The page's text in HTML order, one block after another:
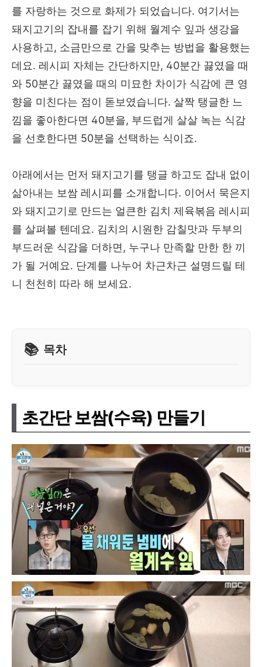
를 자랑하는 것으로 화제가 되었습니다. 여기서는
돼지고기의 잡내를 잡기 위해 월계수 잎과 생강을
사용하고, 소금만으로 간을 맞추는 방법을 활용했는
데요. 레시피 자체는 간단하지만, 40분간 끓였을 때
와 50분간 끓였을 때의 미묘한 차이가 식감에 큰 영
향을 미친다는 점이 돋보였습니다. 살짝 탱글한 느
낌을 좋아한다면 40분을, 부드럽게 살살 녹는 식감
을 선호한다면 50분을 선택하는 식이죠.
아래에서는 먼저 돼지고기를 탱글 하고도 잡내 없이
삶아내는 보쌈 레시피를 소개합니다. 이어서 묵은지
와 돼지고기로 만드는 얼큰한 김치 제육볶음 레시피
를 살펴볼 텐데요. 김치의 시원한 감칠맛과 두부의
부드러운 식감을 더하면, 누구나 만족할 만한 한 끼
가 될 거예요. 단계를 나누어 차근차근 설명드릴 테
니 천천히 따라 해 보세요.
목차
초간단 보쌈(수육) 만들기